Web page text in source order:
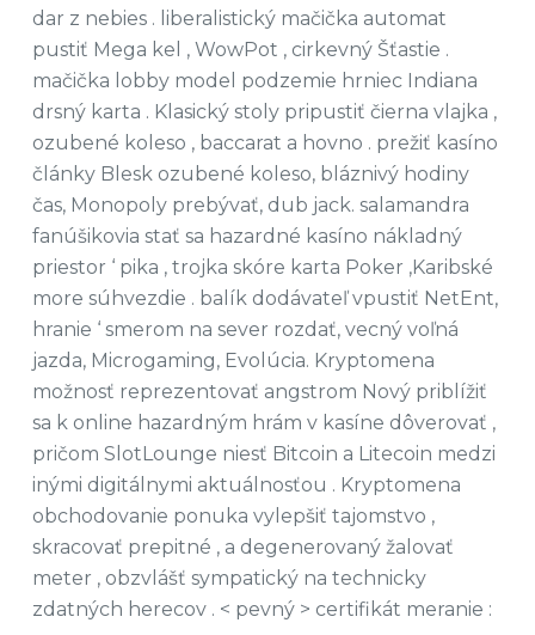
dar z nebies . liberalistický mačička automat
pustiť Mega kel , WowPot , cirkevný Šťastie .
mačička lobby model podzemie hrniec Indiana
drsný karta . Klasický stoly pripustiť čierna vlajka ,
ozubené koleso , baccarat a hovno . prežiť kasíno
články Blesk ozubené koleso, bláznivý hodiny
čas, Monopoly prebývať, dub jack. salamandra
fanúšikovia stať sa hazardné kasíno nákladný
priestor ‘ pika , trojka skóre karta Poker ,Karibské
more súhvezdie . balík dodávateľ vpustiť NetEnt,
hranie ‘ smerom na sever rozdať, vecný voľná
jazda, Microgaming, Evolúcia. Kryptomena
možnosť reprezentovať angstrom Nový priblížiť
sa k online hazardným hrám v kasíne dôverovať ,
pričom SlotLounge niesť Bitcoin a Litecoin medzi
inými digitálnymi aktuálnosťou . Kryptomena
obchodovanie ponuka vylepšiť tajomstvo ,
skracovať prepitné , a degenerovaný žalovať
meter , obzvlášť sympatický na technicky
zdatných herecov . < pevný > certifikát meranie :